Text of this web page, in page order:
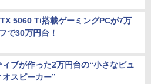
5060 Ti搭載ゲーミングPCが7万
で30万円台！
ィブが作った2万円台の“小さなピュ
スピーカー”